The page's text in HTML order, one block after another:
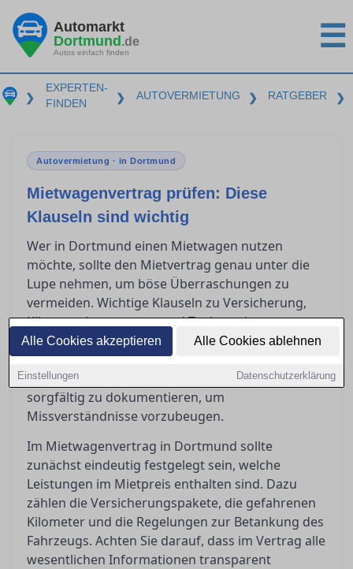
Alle Cookies akzeptieren Alle Cookies ablehnen
Einstellungen Datenschutzerklärung
Automarkt
Dortmund.de
Autos einfach finden ☰
❯
EXPERTEN-
FINDEN
❯ AUTOVERMIETUNG ❯ RATGEBER ❯
Autovermietung · in Dortmund
Mietwagenvertrag prüfen: Diese
Klauseln sind wichtig
Wer in Dortmund einen Mietwagen nutzen
möchte, sollte den Mietvertrag genau unter die
Lupe nehmen, um böse Überraschungen zu
vermeiden. Wichtige Klauseln zu Versicherung,
Kilometerbegrenzung und Tankregelungen
können erheblichen Einfluss auf die endgültigen
Kosten haben. Zudem ist es unerlässlich, bei
Fahrzeugübergabe und -rückgabe den Zustand
sorgfältig zu dokumentieren, um
Missverständnisse vorzubeugen.
Im Mietwagenvertrag in Dortmund sollte
zunächst eindeutig festgelegt sein, welche
Leistungen im Mietpreis enthalten sind. Dazu
zählen die Versicherungspakete, die gefahrenen
Kilometer und die Regelungen zur Betankung des
Fahrzeugs. Achten Sie darauf, dass im Vertrag alle
wesentlichen Informationen transparent